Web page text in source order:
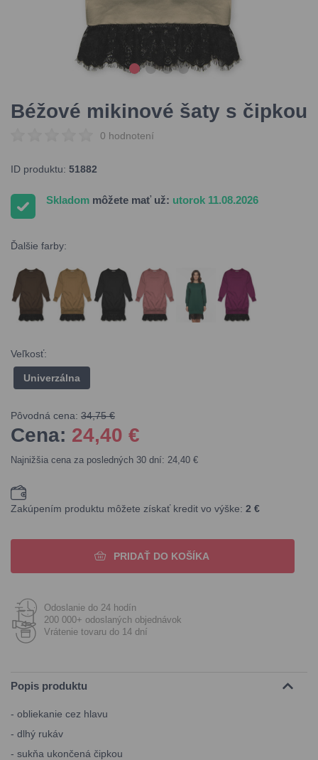
Béžové mikinové šaty s čipkou
0 hodnotení
ID produktu: 51882
Skladom môžete mať už: utorok 11.08.2026
Ďalšie farby:
Veľkosť:
Univerzálna
Pôvodná cena: 34,75 €
Cena: 24,40 €
Najnižšia cena za posledných 30 dní: 24,40 €
Zakúpením produktu môžete získať kredit vo výške: 2 €
PRIDAŤ DO KOŠÍKA
Odoslanie do 24 hodín
200 000+ odoslaných objednávok
Vrátenie tovaru do 14 dní
Popis produktu
- obliekanie cez hlavu
- dlhý rukáv
- sukňa ukončená čipkou